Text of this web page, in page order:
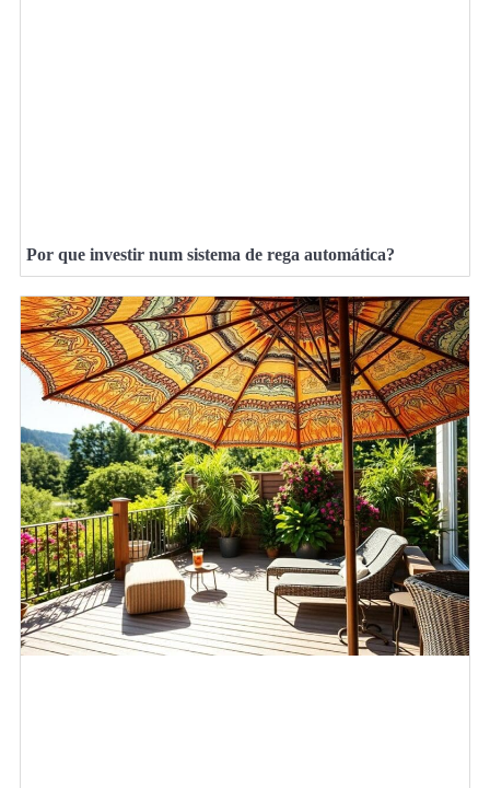
Por que investir num sistema de rega automática?